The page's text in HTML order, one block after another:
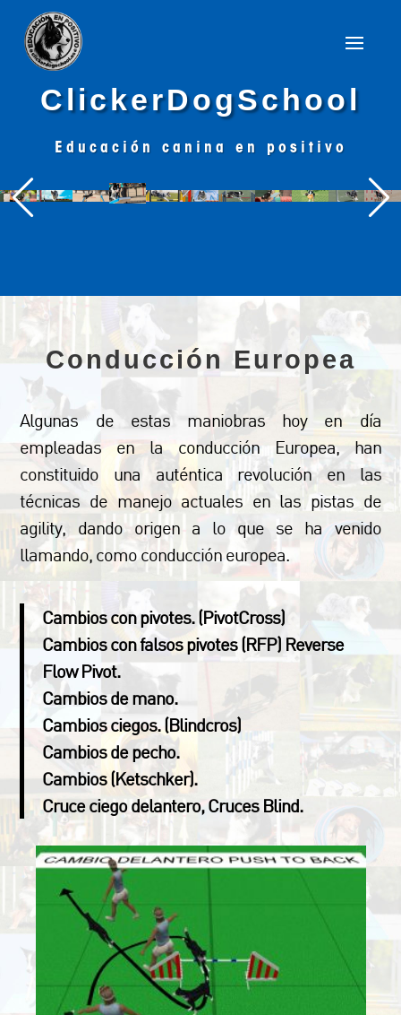
ClickerDogSchool
Educación canina en positivo
Conducción Europea
Algunas de estas maniobras hoy en día
empleadas en la conducción Europea, han
constituido una auténtica revolución en las
técnicas de manejo actuales en las pistas de
agility, dando origen a lo que se ha venido
llamando, como conducción europea.
Cambios con pivotes. (PivotCross)
Cambios con falsos pivotes (RFP) Reverse
Flow Pivot.
Cambios de mano.
Cambios ciegos. (Blindcros)
Cambios de pecho.
Cambios (Ketschker).
Cruce ciego delantero, Cruces Blind.